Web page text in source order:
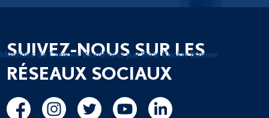
SUIVEZ-NOUS SUR LES
RÉSEAUX SOCIAUX
Mentions de Cookies WordPress par Real Cookie Banner